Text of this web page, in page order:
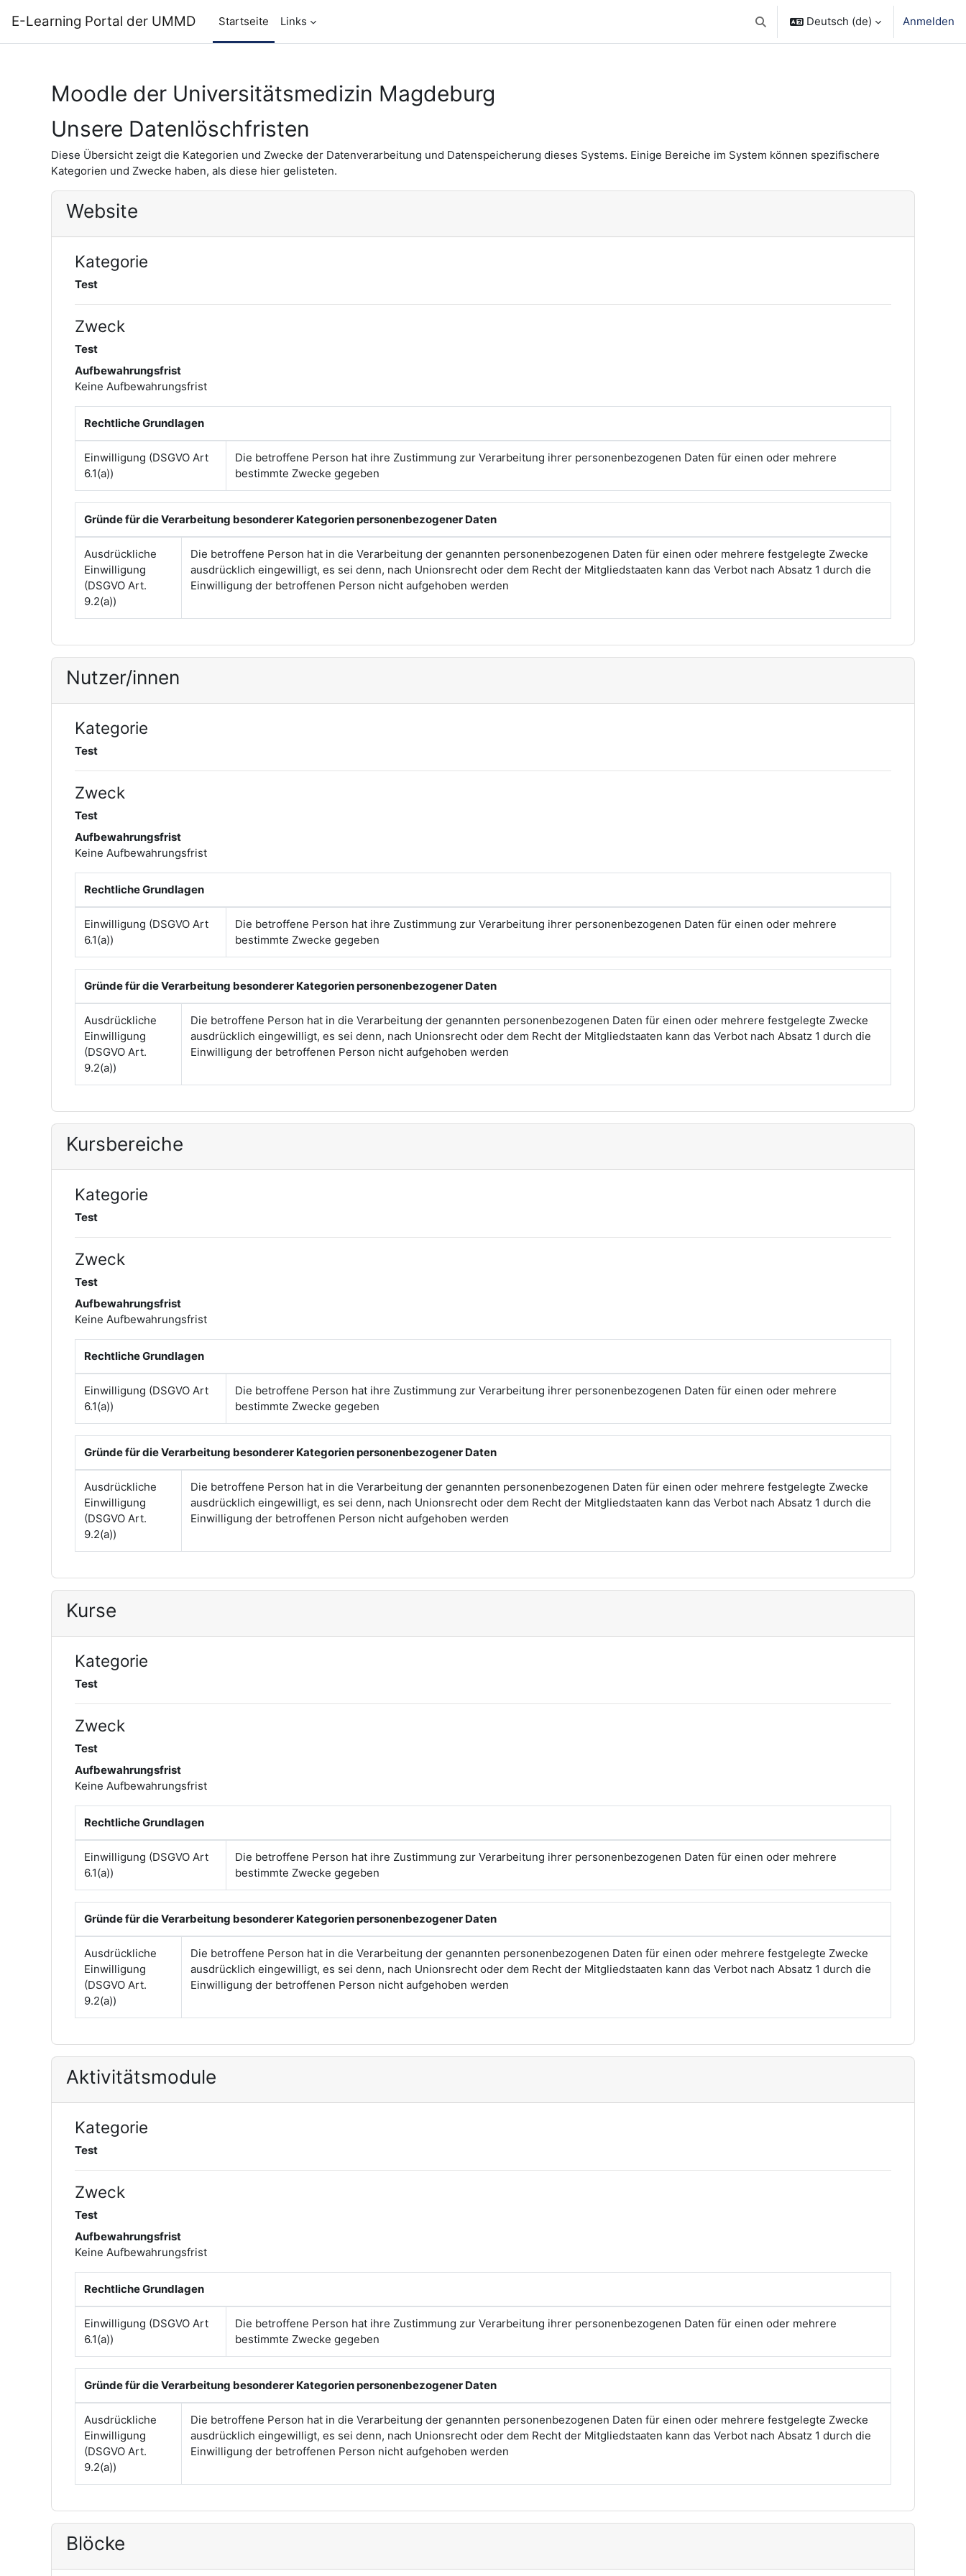
E-Learning Portal der UMMD Startseite Links Sucheingabe umschalten
Deutsch ‎(de)‎ Anmelden
Moodle der Universitätsmedizin Magdeburg
Unsere Datenlöschfristen
Diese Übersicht zeigt die Kategorien und Zwecke der Datenverarbeitung und Datenspeicherung dieses Systems. Einige Bereiche im System können spezifischere
Kategorien und Zwecke haben, als diese hier gelisteten.
Website
Kategorie
Test
Zweck
Test
Aufbewahrungsfrist
Keine Aufbewahrungsfrist
Rechtliche Grundlagen
Einwilligung (DSGVO Art
6.1(a))
Die betroffene Person hat ihre Zustimmung zur Verarbeitung ihrer personenbezogenen Daten für einen oder mehrere
bestimmte Zwecke gegeben
Gründe für die Verarbeitung besonderer Kategorien personenbezogener Daten
Ausdrückliche
Einwilligung
(DSGVO Art.
9.2(a))
Die betroffene Person hat in die Verarbeitung der genannten personenbezogenen Daten für einen oder mehrere festgelegte Zwecke
ausdrücklich eingewilligt, es sei denn, nach Unionsrecht oder dem Recht der Mitgliedstaaten kann das Verbot nach Absatz 1 durch die
Einwilligung der betroffenen Person nicht aufgehoben werden
Nutzer/innen
Kategorie
Test
Zweck
Test
Aufbewahrungsfrist
Keine Aufbewahrungsfrist
Rechtliche Grundlagen
Einwilligung (DSGVO Art
6.1(a))
Die betroffene Person hat ihre Zustimmung zur Verarbeitung ihrer personenbezogenen Daten für einen oder mehrere
bestimmte Zwecke gegeben
Gründe für die Verarbeitung besonderer Kategorien personenbezogener Daten
Ausdrückliche
Einwilligung
(DSGVO Art.
9.2(a))
Die betroffene Person hat in die Verarbeitung der genannten personenbezogenen Daten für einen oder mehrere festgelegte Zwecke
ausdrücklich eingewilligt, es sei denn, nach Unionsrecht oder dem Recht der Mitgliedstaaten kann das Verbot nach Absatz 1 durch die
Einwilligung der betroffenen Person nicht aufgehoben werden
Kursbereiche
Kategorie
Test
Zweck
Test
Aufbewahrungsfrist
Keine Aufbewahrungsfrist
Rechtliche Grundlagen
Einwilligung (DSGVO Art
6.1(a))
Die betroffene Person hat ihre Zustimmung zur Verarbeitung ihrer personenbezogenen Daten für einen oder mehrere
bestimmte Zwecke gegeben
Gründe für die Verarbeitung besonderer Kategorien personenbezogener Daten
Ausdrückliche
Einwilligung
(DSGVO Art.
9.2(a))
Die betroffene Person hat in die Verarbeitung der genannten personenbezogenen Daten für einen oder mehrere festgelegte Zwecke
ausdrücklich eingewilligt, es sei denn, nach Unionsrecht oder dem Recht der Mitgliedstaaten kann das Verbot nach Absatz 1 durch die
Einwilligung der betroffenen Person nicht aufgehoben werden
Kurse
Kategorie
Test
Zweck
Test
Aufbewahrungsfrist
Keine Aufbewahrungsfrist
Rechtliche Grundlagen
Einwilligung (DSGVO Art
6.1(a))
Die betroffene Person hat ihre Zustimmung zur Verarbeitung ihrer personenbezogenen Daten für einen oder mehrere
bestimmte Zwecke gegeben
Gründe für die Verarbeitung besonderer Kategorien personenbezogener Daten
Ausdrückliche
Einwilligung
(DSGVO Art.
9.2(a))
Die betroffene Person hat in die Verarbeitung der genannten personenbezogenen Daten für einen oder mehrere festgelegte Zwecke
ausdrücklich eingewilligt, es sei denn, nach Unionsrecht oder dem Recht der Mitgliedstaaten kann das Verbot nach Absatz 1 durch die
Einwilligung der betroffenen Person nicht aufgehoben werden
Aktivitätsmodule
Kategorie
Test
Zweck
Test
Aufbewahrungsfrist
Keine Aufbewahrungsfrist
Rechtliche Grundlagen
Einwilligung (DSGVO Art
6.1(a))
Die betroffene Person hat ihre Zustimmung zur Verarbeitung ihrer personenbezogenen Daten für einen oder mehrere
bestimmte Zwecke gegeben
Gründe für die Verarbeitung besonderer Kategorien personenbezogener Daten
Ausdrückliche
Einwilligung
(DSGVO Art.
9.2(a))
Die betroffene Person hat in die Verarbeitung der genannten personenbezogenen Daten für einen oder mehrere festgelegte Zwecke
ausdrücklich eingewilligt, es sei denn, nach Unionsrecht oder dem Recht der Mitgliedstaaten kann das Verbot nach Absatz 1 durch die
Einwilligung der betroffenen Person nicht aufgehoben werden
Blöcke